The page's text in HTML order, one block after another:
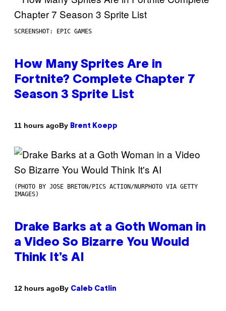
SCREENSHOT: EPIC GAMES
How Many Sprites Are in
Fortnite? Complete Chapter 7
Season 3 Sprite List
11 hours agoBy Brent Koepp
(PHOTO BY JOSE BRETON/PICS ACTION/NURPHOTO VIA GETTY
IMAGES)
Drake Barks at a Goth Woman in
a Video So Bizarre You Would
Think It’s AI
12 hours agoBy Caleb Catlin